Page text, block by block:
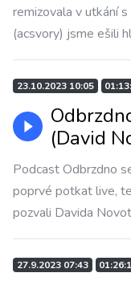
remizovala v utkání
(acsvory) jsme ešili
23.10.2023 10:05
(David
Podcast Odbrzdno
poprvé potkat live,
pozvali Davida
27.9.2023 07:43